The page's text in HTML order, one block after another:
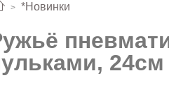
*Новинки
24см